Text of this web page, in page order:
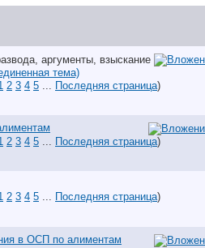
тема)
2 3 4 5 Последняя страница)
2 3 4 5 Последняя страница)
2 3 4 5 ... Последняя страница)
в ОСП по алиментам